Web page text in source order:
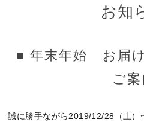
お知
■ 年末年始 お届
ご案
誠に勝手ながら2019/12/28（土